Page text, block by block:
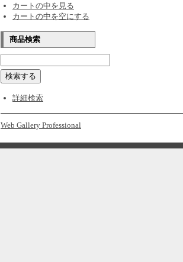
カートの中を見る
カートの中を空にする
商品検索
詳細検索
Web Gallery Professional